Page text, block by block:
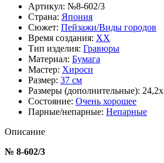
Артикул: №8-602/3
Страна: Япония
Сюжет: Пейзажи/Виды городов
Время создания: XX
Тип изделия: Гравюры
Материал: Бумага
Мастер: Хироси
Размер: 37 см
Размеры (дополнительные):
Состояние: Очень хорошее
Парные/непарные: Непарные
Описание
№ 8-602/3